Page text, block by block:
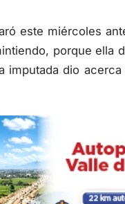
este miércoles
porque
dio acerca